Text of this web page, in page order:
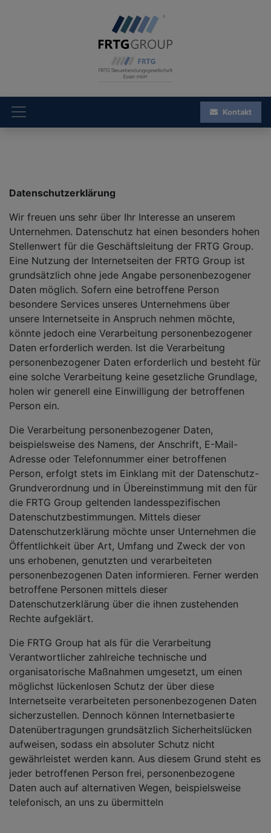
Kontakt
Datenschutzerklärung
Wir freuen uns sehr über Ihr Interesse an unserem
Unternehmen. Datenschutz hat einen besonders hohen
Stellenwert für die Geschäftsleitung der FRTG Group.
Eine Nutzung der Internetseiten der FRTG Group ist
grundsätzlich ohne jede Angabe personenbezogener
Daten möglich. Sofern eine betroffene Person
besondere Services unseres Unternehmens über
unsere Internetseite in Anspruch nehmen möchte,
könnte jedoch eine Verarbeitung personenbezogener
Daten erforderlich werden. Ist die Verarbeitung
personenbezogener Daten erforderlich und besteht für
eine solche Verarbeitung keine gesetzliche Grundlage,
holen wir generell eine Einwilligung der betroffenen
Person ein.
Die Verarbeitung personenbezogener Daten,
beispielsweise des Namens, der Anschrift, E-Mail-
Adresse oder Telefonnummer einer betroffenen
Person, erfolgt stets im Einklang mit der Datenschutz-
Grundverordnung und in Übereinstimmung mit den für
die FRTG Group geltenden landesspezifischen
Datenschutzbestimmungen. Mittels dieser
Datenschutzerklärung möchte unser Unternehmen die
Öffentlichkeit über Art, Umfang und Zweck der von
uns erhobenen, genutzten und verarbeiteten
personenbezogenen Daten informieren. Ferner werden
betroffene Personen mittels dieser
Datenschutzerklärung über die ihnen zustehenden
Rechte aufgeklärt.
Die FRTG Group hat als für die Verarbeitung
Verantwortlicher zahlreiche technische und
organisatorische Maßnahmen umgesetzt, um einen
möglichst lückenlosen Schutz der über diese
Internetseite verarbeiteten personenbezogenen Daten
sicherzustellen. Dennoch können Internetbasierte
Datenübertragungen grundsätzlich Sicherheitslücken
aufweisen, sodass ein absoluter Schutz nicht
gewährleistet werden kann. Aus diesem Grund steht es
jeder betroffenen Person frei, personenbezogene
Daten auch auf alternativen Wegen, beispielsweise
telefonisch, an uns zu übermitteln